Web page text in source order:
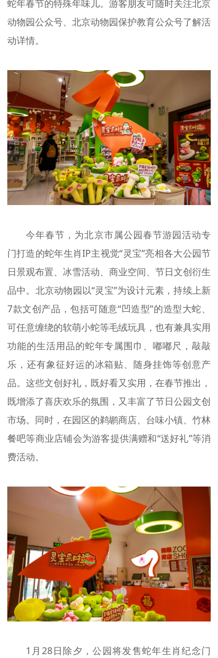
蛇年春节的特殊年味儿。游客朋友可随时关注北京
动物园公众号、北京动物园保护教育公众号了解活
动详情。
今年春节，为北京市属公园春节游园活动专
门打造的蛇年生肖IP主视觉“灵宝”亮相各大公园节
日景观布置、冰雪活动、商业空间、节日文创衍生
品中。北京动物园以“灵宝”为设计元素，持续上新
7款文创产品，包括可随意“凹造型”的造型大蛇、
可任意缠绕的软萌小蛇等毛绒玩具，也有兼具实用
功能的生活用品的蛇年专属围巾、嘟嘟尺，敲敲
乐，还有象征好运的冰箱贴、随身挂饰等创意产
品。这些文创好礼，既好看又实用，在春节推出，
既增添了喜庆欢乐的氛围，又丰富了节日公园文创
市场。同时，在园区的鹈鹕商店、台味小镇、竹林
餐吧等商业店铺会为游客提供满赠和“送好礼”等消
费活动。
1月28日除夕，公园将发售蛇年生肖纪念门